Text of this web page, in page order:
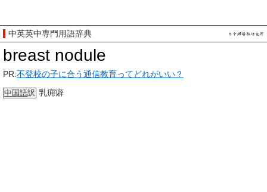
中英英中専門用語辞典
breast nodule
PR:不登校の子に合う通信教育ってどれがいい？
中国語訳 乳痈癖